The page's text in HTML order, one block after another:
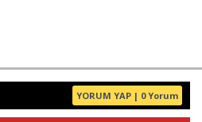
YORUM YAP | 0 Yorum